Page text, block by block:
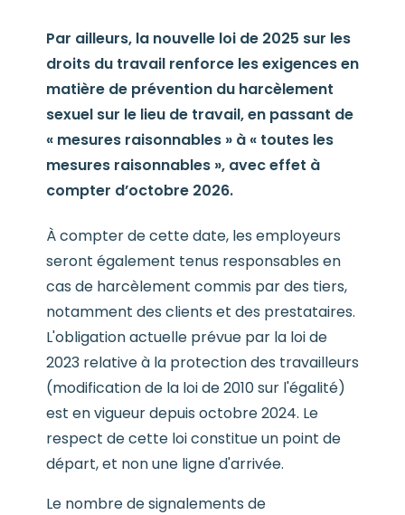
Par ailleurs, la nouvelle loi de 2025 sur les
droits du travail renforce les exigences en
matière de prévention du harcèlement
sexuel sur le lieu de travail, en passant de
« mesures raisonnables » à « toutes les
mesures raisonnables », avec effet à
compter d’octobre 2026.
À compter de cette date, les employeurs
seront également tenus responsables en
cas de harcèlement commis par des tiers,
notamment des clients et des prestataires.
L'obligation actuelle prévue par la loi de
2023 relative à la protection des travailleurs
(modification de la loi de 2010 sur l'égalité)
est en vigueur depuis octobre 2024. Le
respect de cette loi constitue un point de
départ, et non une ligne d'arrivée.
Le nombre de signalements de